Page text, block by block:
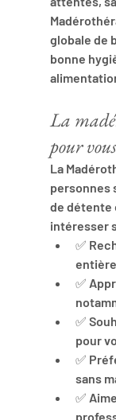
globale de
bonne
La
pour
La
personnes
de détente
intéresser
✅
✅
✅
pour
✅
sans
✅